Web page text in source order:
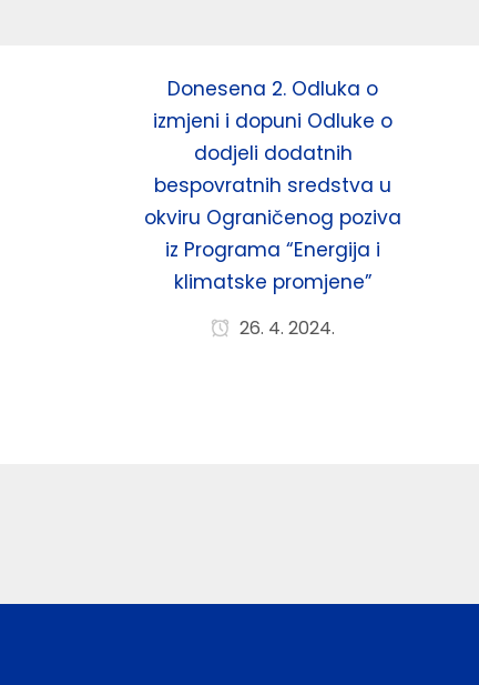
Donesena 2. Odluka o
izmjeni i dopuni Odluke o
dodjeli dodatnih
bespovratnih sredstva u
okviru Ograničenog poziva
iz Programa “Energija i
klimatske promjene”
26. 4. 2024.